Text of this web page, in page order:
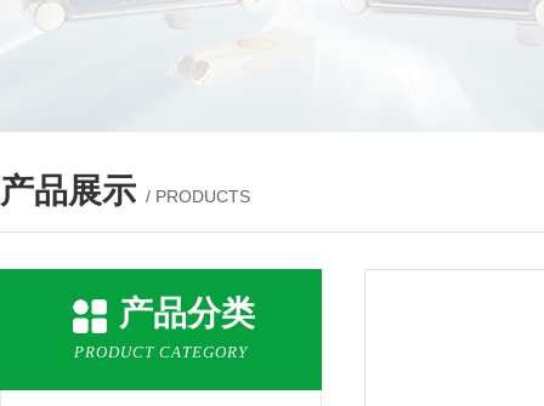
产品展示 / PRODUCTS
产品分类
PRODUCT CATEGORY